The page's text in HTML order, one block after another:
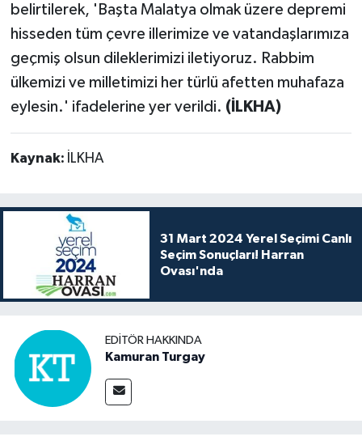
belirtilerek, 'Başta Malatya olmak üzere depremi
hisseden tüm çevre illerimize ve vatandaşlarımıza
geçmiş olsun dileklerimizi iletiyoruz. Rabbim
ülkemizi ve milletimizi her türlü afetten muhafaza
eylesin.' ifadelerine yer verildi. (İLKHA)
Kaynak: İLKHA
31 Mart 2024 Yerel Seçimi Canlı
Seçim Sonuçları! Harran
Ovası'nda
EDITÖR HAKKINDA
Kamuran Turgay